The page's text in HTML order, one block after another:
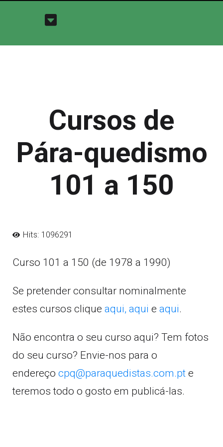
Cursos de
Pára-quedismo
101 a 150
Hits: 1096291
Curso 101 a 150 (de 1978 a 1990)
Se pretender consultar nominalmente
estes cursos clique aqui, aqui e aqui.
Não encontra o seu curso aqui? Tem fotos
do seu curso? Envie-nos para o
endereço cpq@paraquedistas.com.pt e
teremos todo o gosto em publicá-las.